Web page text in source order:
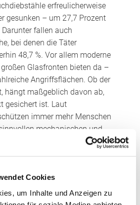
Cookies
um Inhalte und Anzeigen zu
erfreulicherweise
gesunken – um 27,7 Prozent
fallen auch
bei denen die Täter
48,7 %. Vor allem moderne
Glasfronten bieten da –
Angriffsflächen. Ob der
hängt maßgeblich davon ab,
gesichert ist. Laut
immer mehr Menschen
mechanischen und
Class) mit Verbund-
die in Kombination mit
die